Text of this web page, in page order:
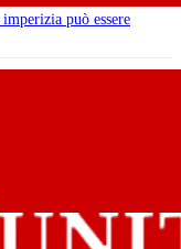
può essere